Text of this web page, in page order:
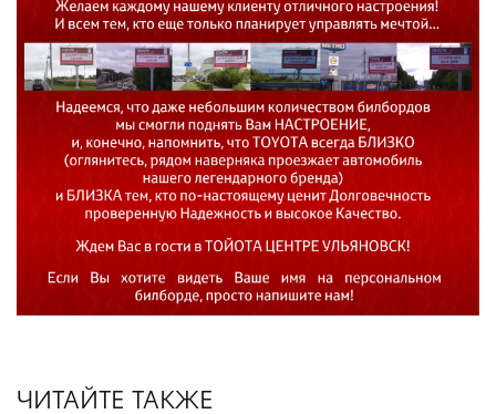
ЧИТАЙТЕ ТАКЖЕ